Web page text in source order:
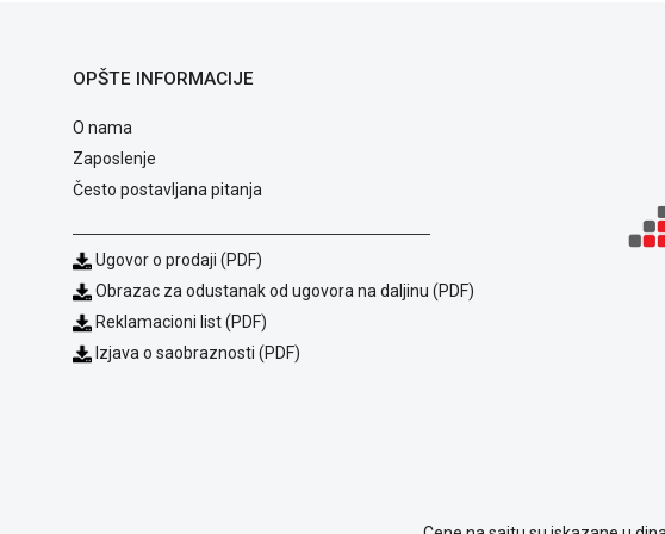
OPŠTE INFORMACIJE
O nama
Zaposlenje
Često postavljana pitanja
Ugovor o prodaji (PDF)
Obrazac za odustanak od ugovora na daljinu (PDF)
Reklamacioni list (PDF)
Izjava o saobraznosti (PDF)